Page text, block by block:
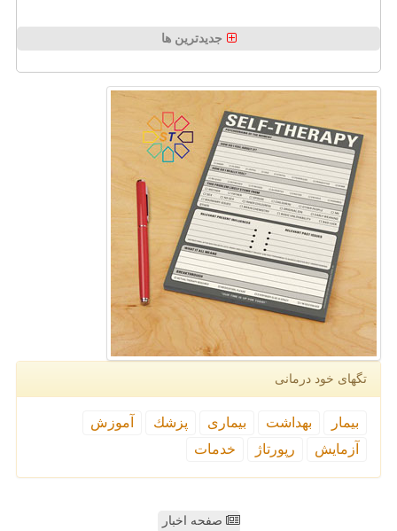
جدیدترین ها
تگهای خود درمانی
بیمار بهداشت بیماری پزشك
آموزش
آزمایش
رپورتاژ خدمات
صفحه اخبار